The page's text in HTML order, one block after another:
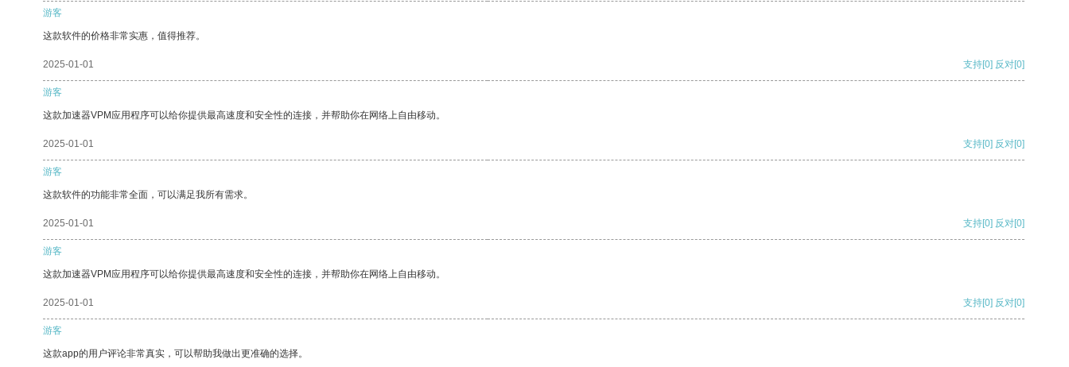
游客
这款软件的价格非常实惠，值得推荐。
2025-01-01 支持[0] 反对[0]
游客
这款加速器VPM应用程序可以给你提供最高速度和安全性的连接，并帮助你在网络上自由移动。
2025-01-01 支持[0] 反对[0]
游客
这款软件的功能非常全面，可以满足我所有需求。
2025-01-01 支持[0] 反对[0]
游客
这款加速器VPM应用程序可以给你提供最高速度和安全性的连接，并帮助你在网络上自由移动。
2025-01-01 支持[0] 反对[0]
游客
这款app的用户评论非常真实，可以帮助我做出更准确的选择。